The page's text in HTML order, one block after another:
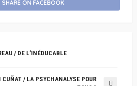
SHARE ON FACEBOOK
/ DE L’INÉDUCABLE
CUÑAT / LA PSYCHANALYSE POUR